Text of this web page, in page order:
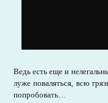
Ведь есть еще и
луже поваляться, всю
попробовать…